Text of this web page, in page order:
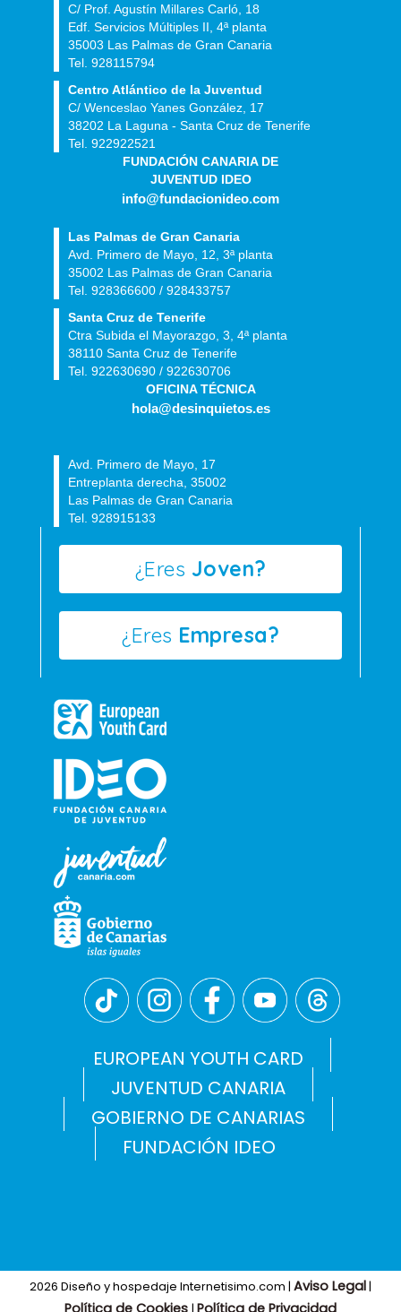
C/ Prof. Agustín Millares Carló, 18
Edf. Servicios Múltiples II, 4ª planta
35003 Las Palmas de Gran Canaria
Tel. 928115794
Centro Atlántico de la Juventud
C/ Wenceslao Yanes González, 17
38202 La Laguna - Santa Cruz de Tenerife
Tel. 922922521
FUNDACIÓN CANARIA DE
JUVENTUD IDEO
info@fundacionideo.com
Las Palmas de Gran Canaria
Avd. Primero de Mayo, 12, 3ª planta
35002 Las Palmas de Gran Canaria
Tel. 928366600 / 928433757
Santa Cruz de Tenerife
Ctra Subida el Mayorazgo, 3, 4ª planta
38110 Santa Cruz de Tenerife
Tel. 922630690 / 922630706
OFICINA TÉCNICA
hola@desinquietos.es
Avd. Primero de Mayo, 17
Entreplanta derecha, 35002
Las Palmas de Gran Canaria
Tel. 928915133
¿Eres Joven?
¿Eres Empresa?
EUROPEAN YOUTH CARD
JUVENTUD CANARIA
GOBIERNO DE CANARIAS
FUNDACIÓN IDEO
2026 Diseño y hospedaje Internetisimo.com | Aviso Legal|